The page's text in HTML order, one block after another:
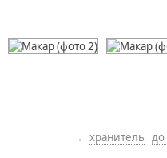
← хранитель до